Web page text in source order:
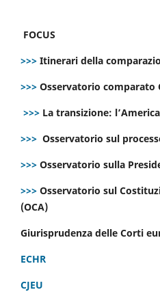
FOCUS
>>> Itinerari della
>>> Osservatorio comparato
>>> La transizione:
>>> Osservatorio sul
>>> Osservatorio sulla
>>> Osservatorio sul
(OCA)
Giurisprudenza delle Corti
ECHR
CJEU